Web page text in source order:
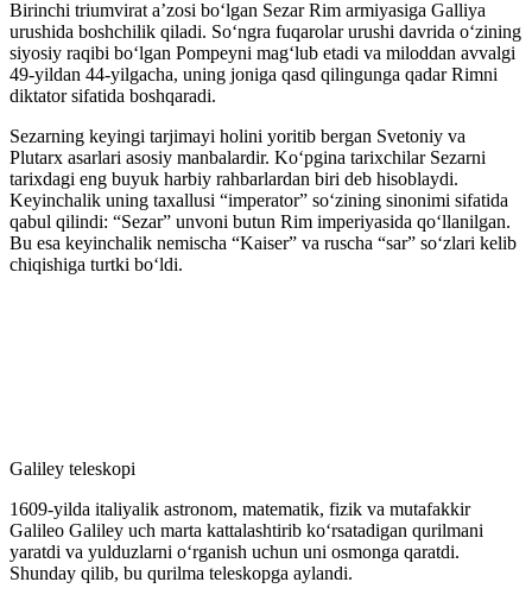
Birinchi triumvirat aʼzosi boʻlgan Sezar Rim armiyasiga Galliya
urushida boshchilik qiladi. Soʻngra fuqarolar urushi davrida oʻzining
siyosiy raqibi boʻlgan Pompeyni magʻlub etadi va miloddan avvalgi
49-yildan 44-yilgacha, uning joniga qasd qilingunga qadar Rimni
diktator sifatida boshqaradi.
Sezarning keyingi tarjimayi holini yoritib bergan Svetoniy va
Plutarx asarlari asosiy manbalardir. Koʻpgina tarixchilar Sezarni
tarixdagi eng buyuk harbiy rahbarlardan biri deb hisoblaydi.
Keyinchalik uning taxallusi “imperator” soʻzining sinonimi sifatida
qabul qilindi: “Sezar” unvoni butun Rim imperiyasida qoʻllanilgan.
Bu esa keyinchalik nemischa “Kaiser” va ruscha “sar” soʻzlari kelib
chiqishiga turtki boʻldi.
Galiley teleskopi
1609-yilda italiyalik astronom, matematik, fizik va mutafakkir
Galileo Galiley uch marta kattalashtirib koʻrsatadigan qurilmani
yaratdi va yulduzlarni oʻrganish uchun uni osmonga qaratdi.
Shunday qilib, bu qurilma teleskopga aylandi.